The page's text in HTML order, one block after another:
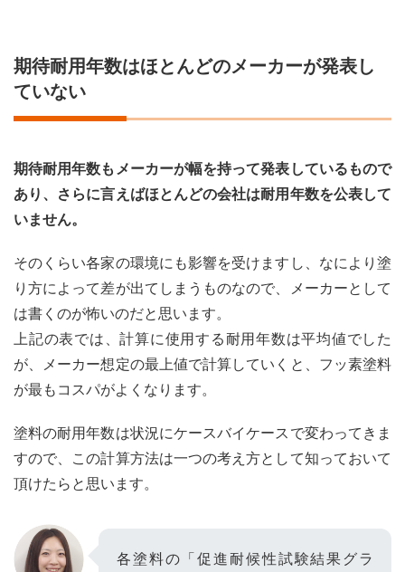
期待耐用年数はほとんどのメーカーが発表し
ていない
期待耐用年数もメーカーが幅を持って発表しているもので
あり、さらに言えばほとんどの会社は耐用年数を公表して
いません。
そのくらい各家の環境にも影響を受けますし、なにより塗
り方によって差が出てしまうものなので、メーカーとして
は書くのが怖いのだと思います。
上記の表では、計算に使用する耐用年数は平均値でした
が、メーカー想定の最上値で計算していくと、フッ素塗料
が最もコスパがよくなります。
塗料の耐用年数は状況にケースバイケースで変わってきま
すので、この計算方法は一つの考え方として知っておいて
頂けたらと思います。
各塗料の「促進耐候性試験結果グラ